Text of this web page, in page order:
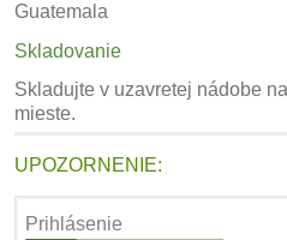
Guatemala
Skladovanie
Skladujte v uzavretej nádobe
mieste.
UPOZORNENIE:
Prihlásenie